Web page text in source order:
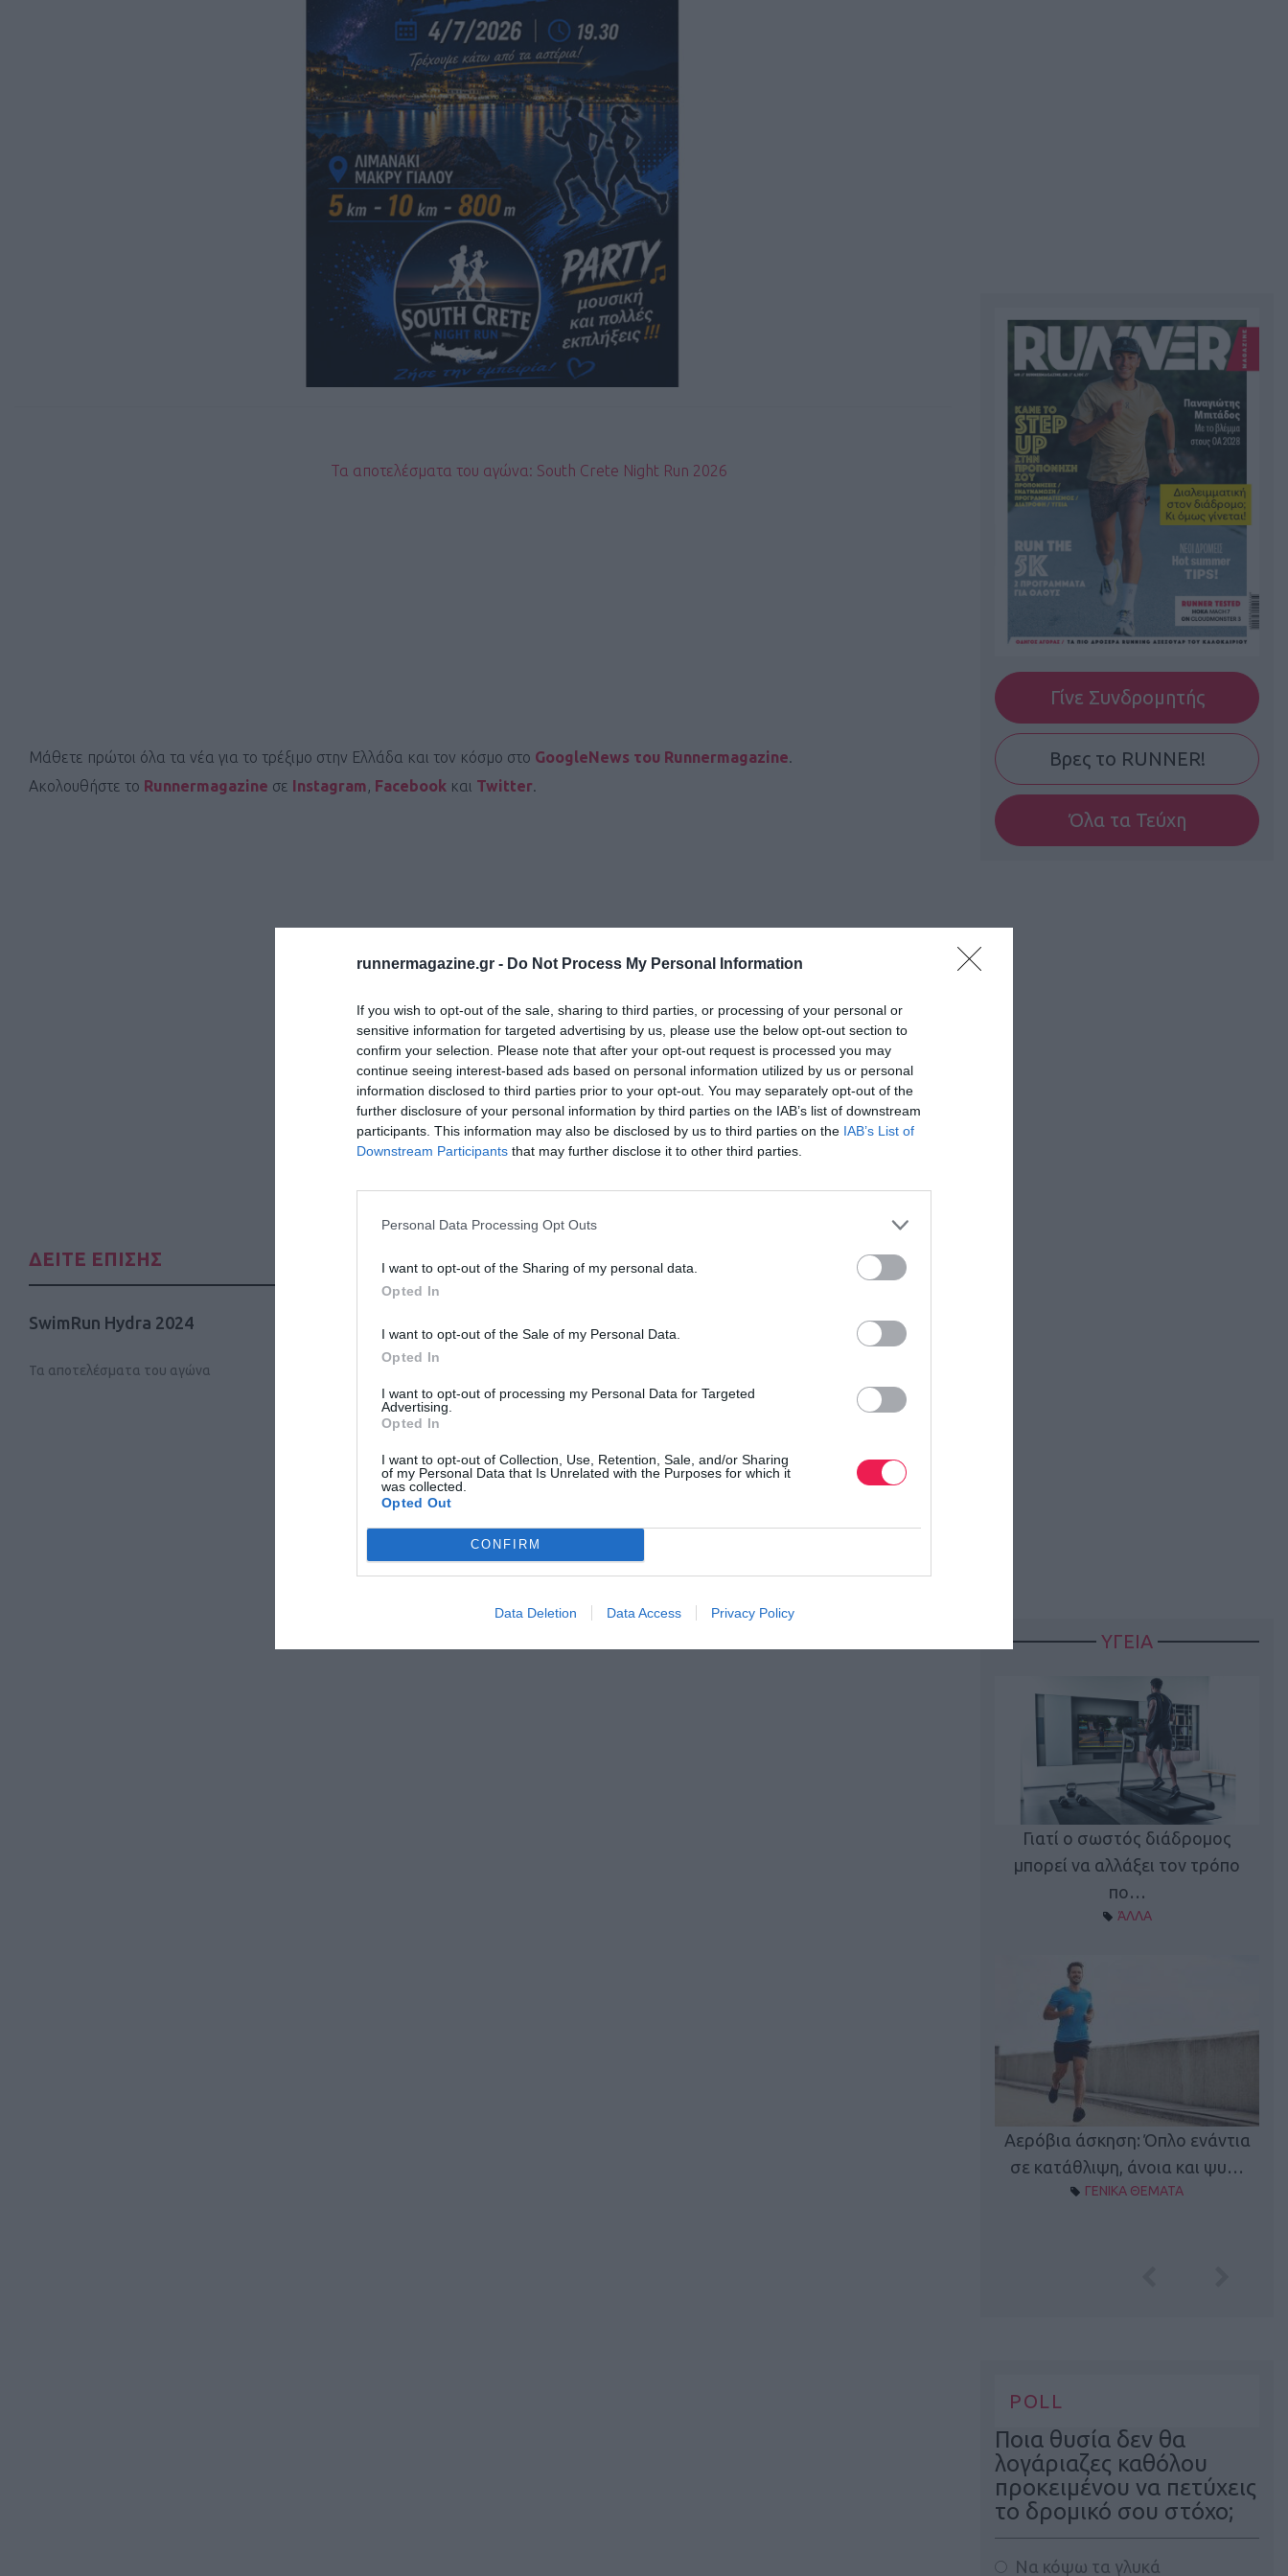
runnermagazine.gr - Do Not Process My Personal Information
If you wish to opt-out of the sale, sharing to third parties, or processing of your personal or
sensitive information for targeted advertising by us, please use the below opt-out section to
confirm your selection. Please note that after your opt-out request is processed you may
continue seeing interest-based ads based on personal information utilized by us or personal
information disclosed to third parties prior to your opt-out. You may separately opt-out of the
further disclosure of your personal information by third parties on the IAB’s list of downstream
participants. This information may also be disclosed by us to third parties on the IAB’s List of
Downstream Participants that may further disclose it to other third parties.
Personal Data Processing Opt Outs
I want to opt-out of the Sharing of my personal data.
Opted In
I want to opt-out of the Sale of my Personal Data.
Opted In
I want to opt-out of processing my Personal Data for Targeted
Advertising.
Opted In
I want to opt-out of Collection, Use, Retention, Sale, and/or Sharing
of my Personal Data that Is Unrelated with the Purposes for which it
was collected.
Opted Out
CONFIRM
Data Deletion Data Access Privacy Policy
Τα αποτελέσματα του αγώνα: South Crete Night Run 2026
Μάθετε πρώτοι όλα τα νέα για το τρέξιμο στην Ελλάδα και τον κόσμο στο GoogleNews του Runnermagazine.
Ακολουθήστε το Runnermagazine σε Instagram, Facebook και Twitter.
ΔΕΙΤΕ ΕΠΙΣΗΣ
SwimRun Hydra 2024
Τα αποτελέσματα του αγώνα
Ursa Trail 2018 – Στα χνάρια της
αρκούδας
Γίνε Συνδρομητής
Βρες το RUNNER!
Όλα τα Τεύχη
ΥΓΕΙΑ
Γιατί ο σωστός διάδρομος
μπορεί να αλλάξει τον τρόπο
πο…
ΆΛΛΑ
Αερόβια άσκηση: Όπλο ενάντια
σε κατάθλιψη, άνοια και ψυ…
ΓΕΝΙΚΑ ΘΕΜΑΤΑ
POLL
Ποια θυσία δεν θα
λογάριαζες καθόλου
προκειμένου να πετύχεις
το δρομικό σου στόχο;
Να κόψω τα γλυκά